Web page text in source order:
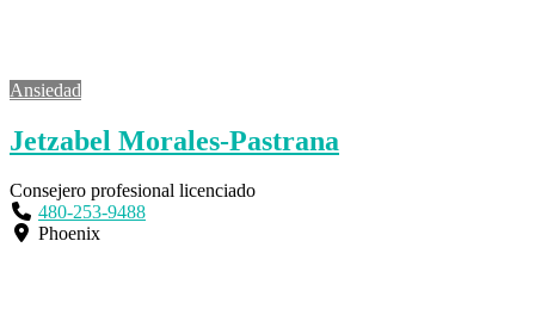
Ansiedad
Jetzabel Morales-Pastrana
Consejero profesional licenciado
480-253-9488
Phoenix